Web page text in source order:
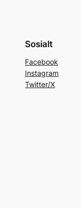
Sosialt
Facebook
Instagram
Twitter/X